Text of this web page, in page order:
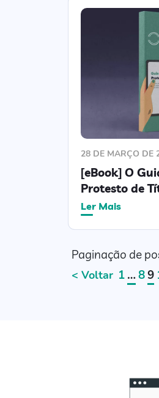
28 DE MARÇO DE
[eBook] O
Protesto de
Ler Mais
Paginação de
< Voltar 1…89